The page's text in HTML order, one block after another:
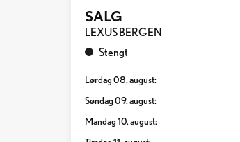
SALG
LEXUS BERGEN
Stengt
Lørdag 08. august:
Søndag 09. august:
Mandag 10. august: